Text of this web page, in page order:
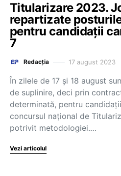
Titularizare 2023.
repartizate
pentru candidații
7
Redacția 17 august 2023
În zilele de 17 și 18 august
de suplinire, deci prin
determinată, pentru
concursul național de
potrivit metodologiei.…
Vezi articolul